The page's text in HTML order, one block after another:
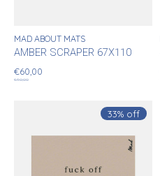
MAD ABOUT MATS
AMBER SCRAPER 67X110
€60,00
€90,00
33% off